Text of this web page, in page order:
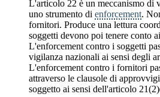
L'articolo 22 è un meccanismo di
uno strumento di enforcement.
fornitori. Produce una lettura
soggetti devono poi tenere conto
L'enforcement contro i soggetti
vigilanza nazionali ai sensi degli
L'enforcement contro i fornitori
attraverso le clausole di
soggetto ai sensi dell'articolo